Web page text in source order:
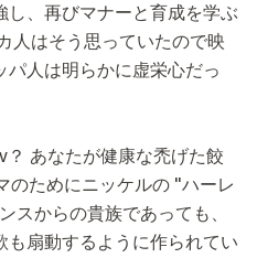
し、再びマナーと育成を学ぶ
人はそう思っていたので映
人は明らかに虚栄心だっ
あなたが健康な禿げた餃
のためにニッケルの "ハーレ
スからの貴族であっても、
も扇動するように作られてい